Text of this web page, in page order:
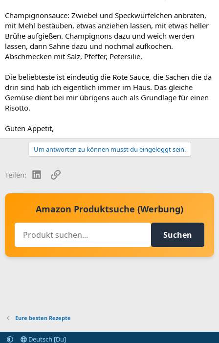
Champignonsauce: Zwiebel und Speckwürfelchen anbraten,
mit Mehl bestäuben, etwas anziehen lassen, mit etwas heller
Brühe aufgießen. Champignons dazu und weich werden
lassen, dann Sahne dazu und nochmal aufkochen.
Abschmecken mit Salz, Pfeffer, Petersilie.
Die beliebteste ist eindeutig die Rote Sauce, die Sachen die da
drin sind hab ich eigentlich immer im Haus. Das gleiche
Gemüse dient bei mir übrigens auch als Grundlage für einen
Risotto.
Guten Appetit,
Um antworten zu können musst du eingeloggt sein.
Teilen: LinkedInLink
Amazon Produktsuche (Werbung)
Suchen
Eure besten Rezepte
Deutsch [Du]